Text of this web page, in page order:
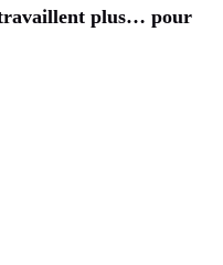
plus… pour